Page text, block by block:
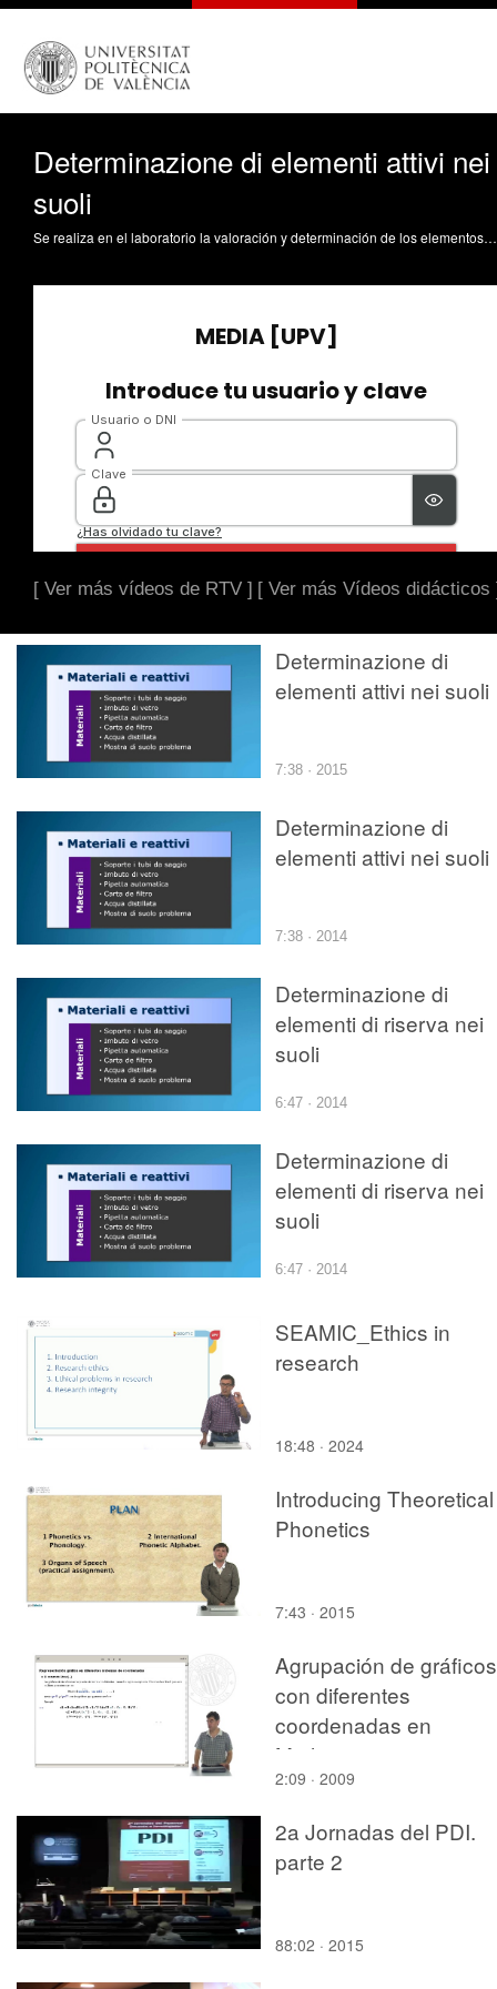
Determinazione di elementi attivi nei
suoli
Se realiza en el laboratorio la valoración y determinación de los elementos o nutrientes activos en suelos realizando una explicación teórica al mismo tiempo sobre las reacciones que tiene lugar en la determinación y los pasos a seguir en el proceso Soriano Soto, MD.; Sancho Civera, J.; Verdú Belmonte, A.; García-España Soriano, L.; Lloret Pérez, I. (2014). Determinazione di elementi attivi nei suoli. Universitat Politècnica de València. https://riunet.upv.es/handle/10251/38352 Premio Calidad Docencia en red
[ Ver más vídeos de RTV ] [ Ver más Vídeos didácticos
Determinazione di
elementi attivi nei suoli
7:38 · 2015
Determinazione di
elementi attivi nei suoli
7:38 · 2014
Determinazione di
elementi di riserva nei
suoli
6:47 · 2014
Determinazione di
elementi di riserva nei
suoli
6:47 · 2014
SEAMIC_Ethics in
research
18:48 · 2024
Introducing Theoretical
Phonetics
7:43 · 2015
Agrupación de gráficos
con diferentes
coordenadas en
Mathematica
2:09 · 2009
2a Jornadas del PDI.
parte 2
88:02 · 2015